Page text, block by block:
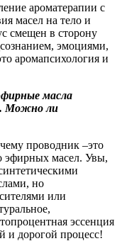
ароматерапии с
масел на тело и
смещен в сторону
эмоциями,
аромапсихология и
масла
Можно ли
проводник –это
эфирных масел. Увы,
но
или
эссенция
и дорогой процесс!